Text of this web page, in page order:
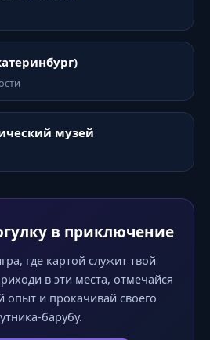
музей
в приключение
где картой служит твой
в эти места, отмечайся
опыт и прокачивай своего
барубу.